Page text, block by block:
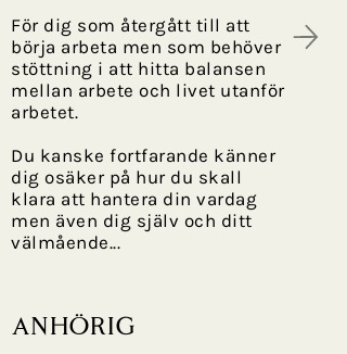
För dig som återgått till att
börja arbeta men som behöver
stöttning i att hitta balansen
mellan arbete och livet utanför
arbetet.
Du kanske fortfarande känner
dig osäker på hur du skall
klara att hantera din vardag
men även dig själv och ditt
välmående...
anhörig